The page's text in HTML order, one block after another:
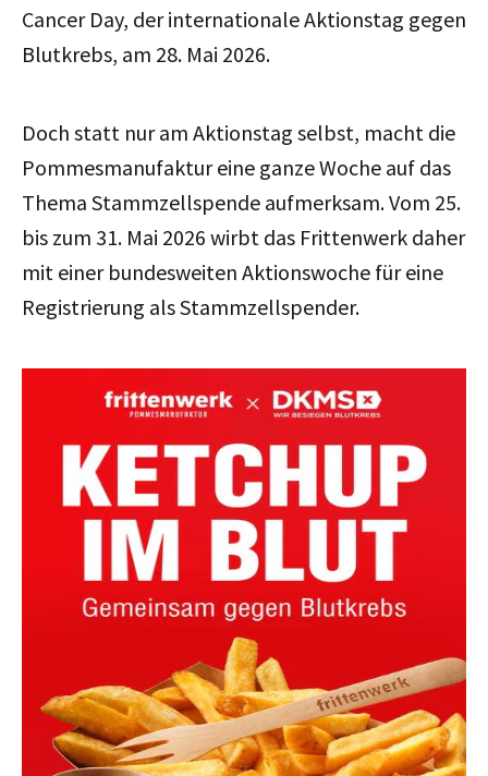
Cancer Day, der internationale Aktionstag gegen
Blutkrebs, am 28. Mai 2026.
Doch statt nur am Aktionstag selbst, macht die
Pommesmanufaktur eine ganze Woche auf das
Thema Stammzellspende aufmerksam. Vom 25.
bis zum 31. Mai 2026 wirbt das Frittenwerk daher
mit einer bundesweiten Aktionswoche für eine
Registrierung als Stammzellspender.